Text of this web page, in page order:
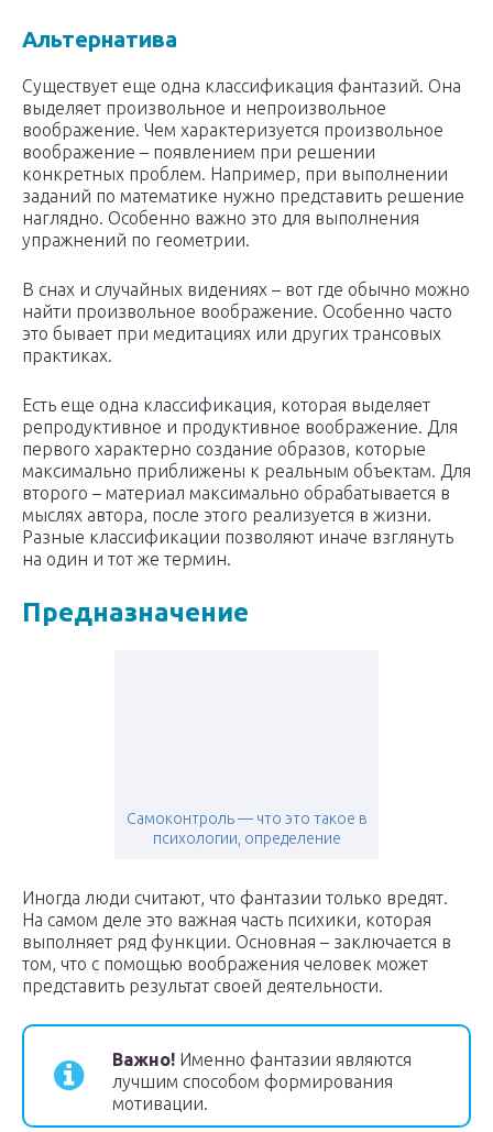
Альтернатива
Существует еще одна классификация фантазий. Она
выделяет произвольное и непроизвольное
воображение. Чем характеризуется произвольное
воображение – появлением при решении
конкретных проблем. Например, при выполнении
заданий по математике нужно представить решение
наглядно. Особенно важно это для выполнения
упражнений по геометрии.
В снах и случайных видениях – вот где обычно можно
найти произвольное воображение. Особенно часто
это бывает при медитациях или других трансовых
практиках.
Есть еще одна классификация, которая выделяет
репродуктивное и продуктивное воображение. Для
первого характерно создание образов, которые
максимально приближены к реальным объектам. Для
второго – материал максимально обрабатывается в
мыслях автора, после этого реализуется в жизни.
Разные классификации позволяют иначе взглянуть
на один и тот же термин.
Предназначение
Самоконтроль — что это такое в
психологии, определение
Иногда люди считают, что фантазии только вредят.
На самом деле это важная часть психики, которая
выполняет ряд функции. Основная – заключается в
том, что с помощью воображения человек может
представить результат своей деятельности.
Важно! Именно фантазии являются
лучшим способом формирования
мотивации.